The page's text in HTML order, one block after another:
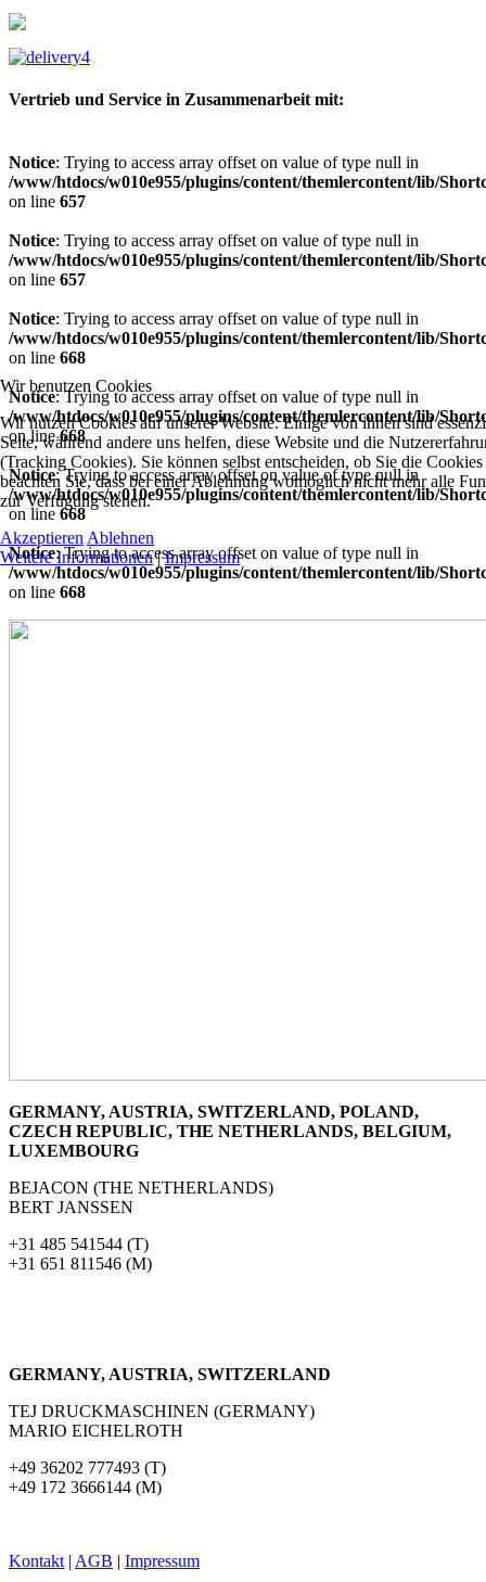
Vertrieb und Service in Zusammenarbeit mit:
Notice: Trying to access array offset on value of type null in
/www/htdocs/w010e955/plugins/content/themlercontent/lib/
on line 657
Notice: Trying to access array offset on value of type null in
/www/htdocs/w010e955/plugins/content/themlercontent/lib/
on line 657
Notice: Trying to access array offset on value of type null in
/www/htdocs/w010e955/plugins/content/themlercontent/lib/
on line 668
Notice: Trying to access array offset on value of type null in
/www/htdocs/w010e955/plugins/content/themlercontent/lib/
on line668
Notice: Trying to access array offset on value of type null in
/www/htdocs/w010e955/plugins/content/themlercontent/lib/
on line 668
Notice: Trying to access array offset on value of type null in
/www/htdocs/w010e955/plugins/content/themlercontent/lib/
on line 668
GERMANY, AUSTRIA, SWITZERLAND, POLAND,
CZECH REPUBLIC, THE NETHERLANDS, BELGIUM,
LUXEMBOURG
BEJACON (THE NETHERLANDS)
BERT JANSSEN
+31 485 541544 (T)
+31 651 811546 (M)
GERMANY, AUSTRIA, SWITZERLAND
TEJ DRUCKMASCHINEN (GERMANY)
MARIO EICHELROTH
+49 36202 777493 (T)
+49 172 3666144 (M)
Kontakt | AGB | Impressum
Wir benutzen Cookies
Wir nutzen Cookies auf unserer Website. Einige von ihnen sind
Seite, während andere uns helfen, diese Website und die
(Tracking Cookies). Sie können selbst entscheiden, ob Sie die
beachten Sie, dass bei einer Ablehnung womöglich nicht mehr alle
zur Verfügung stehen.
Akzeptieren Ablehnen
Weitere Informationen|Impressum